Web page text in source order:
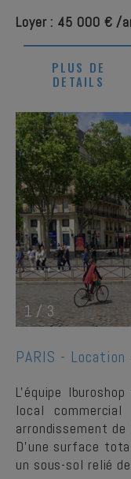
Loyer : 45 000 € /
PLUS DE
DETAILS
1 / 3
PARIS - Location
L'équipe
local
arrondissement
D'une surface
un sous-sol relié